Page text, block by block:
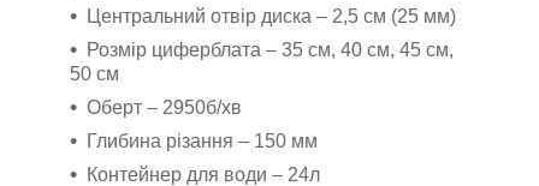
Центральний отвір диска – 2,5 см (25 мм)
Розмір циферблата – 35 см, 40 см, 45 см,
50 см
Оберт – 2950б/хв
Глибина різання – 150 мм
Контейнер для води – 24л